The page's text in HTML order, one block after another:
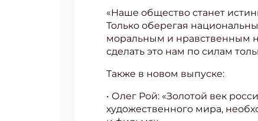
«Наше общество станет
Только оберегая
моральным и нравственным
сделать это нам по силам
Также в новом выпуске:
• Олег Рой: «Золотой век
художественного мира,